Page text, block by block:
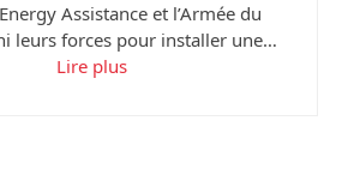
Assistance et l’Armée du
leurs forces pour installer une…
Lire plus